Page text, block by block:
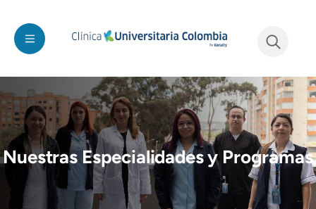
Nuestras Especialidades y Programas